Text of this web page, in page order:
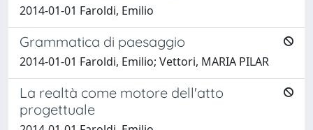
2014-01-01 Faroldi, Emilio
Grammatica di paesaggio
2014-01-01 Faroldi, Emilio; Vettori, MARIA PILAR
La realtà come motore dell'atto
progettuale